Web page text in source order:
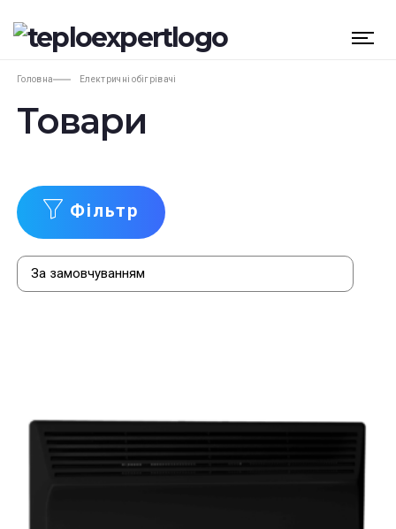
Головна Електричні обігрівачі
Товари
Фільтр